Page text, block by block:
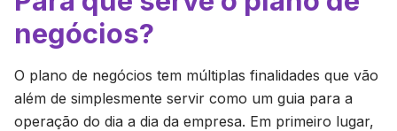
negócios?
O plano de negócios tem múltiplas finalidades que vão
além de simplesmente servir como um guia para a
operação do dia a dia da empresa. Em primeiro lugar,